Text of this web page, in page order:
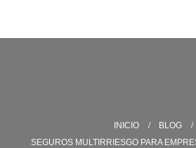
INICIO
BLOG
SEGUROS MULTIRRIESGO PARA